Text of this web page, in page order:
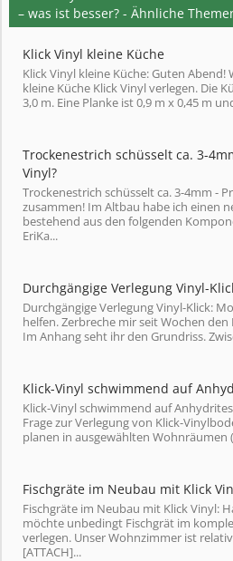
– was ist besser? - Ähnliche
Klick Vinyl kleine Küche
Klick Vinyl kleine Küche: Guten
kleine Küche Klick Vinyl verlegen. Die
3,0 m. Eine Planke ist 0,9 m x 0,45 m
Trockenestrich schüsselt ca. 3-
Vinyl?
Trockenestrich schüsselt ca. 3-4mm -
zusammen! Im Altbau habe ich einen
bestehend aus den folgenden
EriKa...
Durchgängige Verlegung Vinyl-
Durchgängige Verlegung Vinyl-Klick:
helfen. Zerbreche mir seit Wochen
Im Anhang seht ihr den Grundriss.
Klick-Vinyl schwimmend auf
Klick-Vinyl schwimmend auf
Frage zur Verlegung von Klick-
planen in ausgewählten Wohnräumen
Fischgräte im Neubau mit Klick
Fischgräte im Neubau mit Klick Vinyl:
möchte unbedingt Fischgrät im
verlegen. Unser Wohnzimmer ist
[ATTACH]...